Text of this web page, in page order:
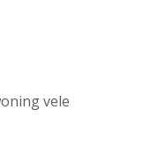
vele